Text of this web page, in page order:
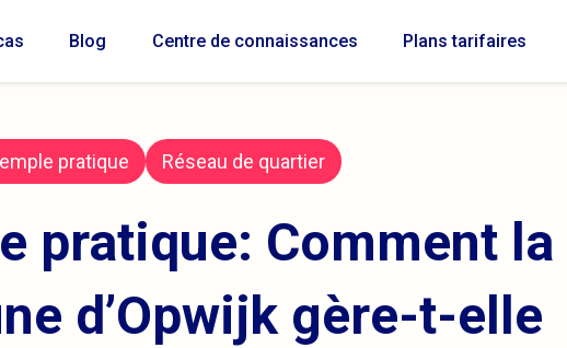
Blog Centre de connaissances Plans tarifaires
pratique Réseau de quartier
pratique: Comment la
d’Opwijk gère-t-elle